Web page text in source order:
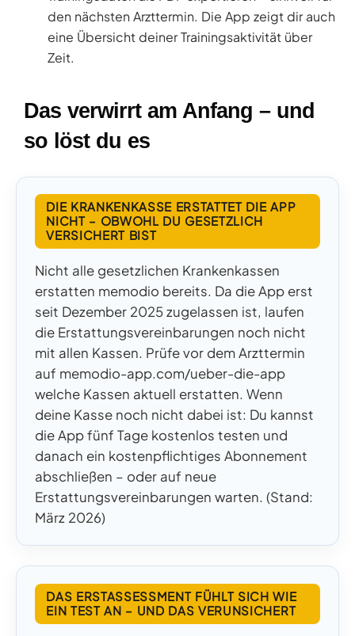
den nächsten Arzttermin. Die App zeigt dir auch
eine Übersicht deiner Trainingsaktivität über
Zeit.
Das verwirrt am Anfang – und
so löst du es
DIE KRANKENKASSE ERSTATTET DIE APP
NICHT – OBWOHL DU GESETZLICH
VERSICHERT BIST
Nicht alle gesetzlichen Krankenkassen
erstatten memodio bereits. Da die App erst
seit Dezember 2025 zugelassen ist, laufen
die Erstattungsvereinbarungen noch nicht
mit allen Kassen. Prüfe vor dem Arzttermin
auf memodio-app.com/ueber-die-app
welche Kassen aktuell erstatten. Wenn
deine Kasse noch nicht dabei ist: Du kannst
die App fünf Tage kostenlos testen und
danach ein kostenpflichtiges Abonnement
abschließen – oder auf neue
Erstattungsvereinbarungen warten. (Stand:
März 2026)
DAS ERSTASSESSMENT FÜHLT SICH WIE
EIN TEST AN – UND DAS VERUNSICHERT